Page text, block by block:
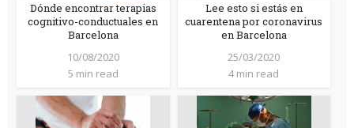
Dónde encontrar terapias
cognitivo-conductuales en
Barcelona
10/08/2020
5 min read
Lee esto si estás en
cuarentena por coronavirus
en Barcelona
25/03/2020
4 min read